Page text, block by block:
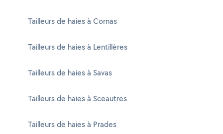
Tailleurs de haies à Cornas
Tailleurs de haies à Lentillères
Tailleurs de haies à Savas
Tailleurs de haies à Sceautres
Tailleurs de haies à Prades